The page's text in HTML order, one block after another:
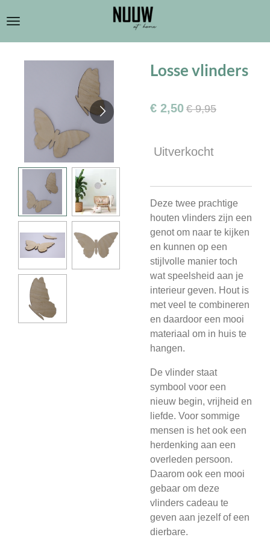
direct
naar
Losse vlinders
€ 2,50 € 9,95
Uitverkocht
Deze twee prachtige
houten vlinders zijn een
genot om naar te kijken
en kunnen op een
stijlvolle manier toch
wat speelsheid aan je
interieur geven. Hout is
met veel te combineren
en daardoor een mooi
materiaal om in huis te
hangen.
De vlinder staat
symbool voor een
nieuw begin, vrijheid en
liefde. Voor sommige
mensen is het ook een
herdenking aan een
overleden persoon.
Daarom ook een mooi
gebaar om deze
vlinders cadeau te
geven aan jezelf of een
dierbare.